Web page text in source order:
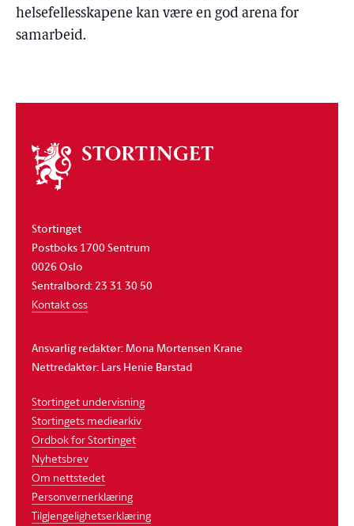
helsefellesskapene kan være en god arena for
samarbeid.
Om
stortinget
Stortinget
Postboks 1700 Sentrum
0026 Oslo
Sentralbord: 23 31 30 50
Kontakt oss
Ansvarlig redaktør: Mona Mortensen Krane
Nettredaktør: Lars Henie Barstad
Stortinget undervisning
Stortingets mediearkiv
Ordbok for Stortinget
Nyhetsbrev
Om nettstedet
Personvernerklæring
Tilgjengelighetserklæring